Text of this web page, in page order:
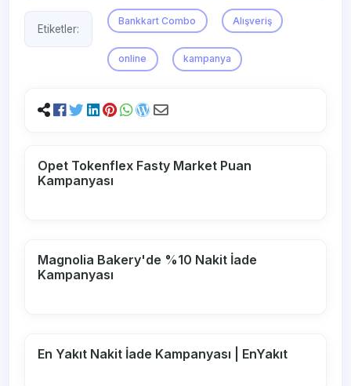
Etiketler:
Bankkart Combo Alışveriş
online kampanya
Opet Tokenflex Fasty Market Puan
Kampanyası
Magnolia Bakery'de %10 Nakit İade
Kampanyası
En Yakıt Nakit İade Kampanyası | EnYakıt